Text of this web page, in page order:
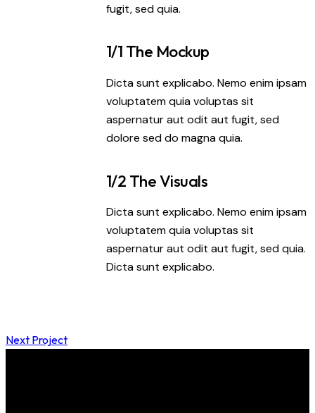
fugit, sed quia.
1/1 The Mockup
Dicta sunt explicabo. Nemo enim ipsam
voluptatem quia voluptas sit
aspernatur aut odit aut fugit, sed
dolore sed do magna quia.
1/2 The Visuals
Dicta sunt explicabo. Nemo enim ipsam
voluptatem quia voluptas sit
aspernatur aut odit aut fugit, sed quia.
Dicta sunt explicabo.
Next Project